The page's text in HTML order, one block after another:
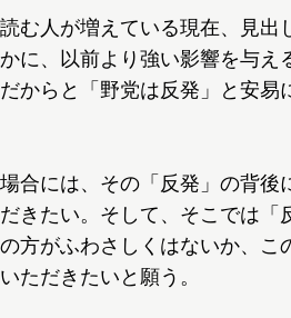
人が増えている現在、見出
に、以前より強い影響を与え
からと「野党は反発」と安易
には、その「反発」の背後
きたい。そして、そこでは「
方がふわさしくはないか、こ
ただきたいと願う。